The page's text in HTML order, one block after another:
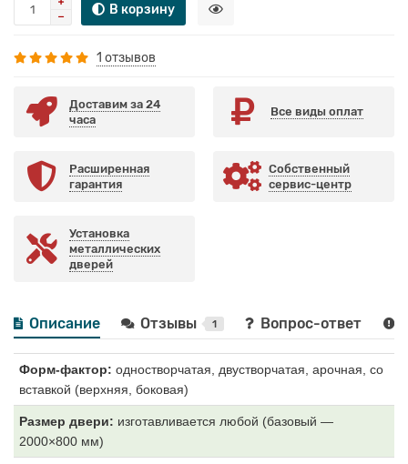
В корзину
1 отзывов
Доставим за 24
часа
Все виды оплат
Расширенная
гарантия
Собственный
сервис-центр
Установка
металлических
дверей
Описание Отзывы 1 Вопрос-ответ
Форм-фактор: одностворчатая, двустворчатая, арочная, со
вставкой (верхняя, боковая)
Размер двери: изготавливается любой (базовый —
2000×800 мм)